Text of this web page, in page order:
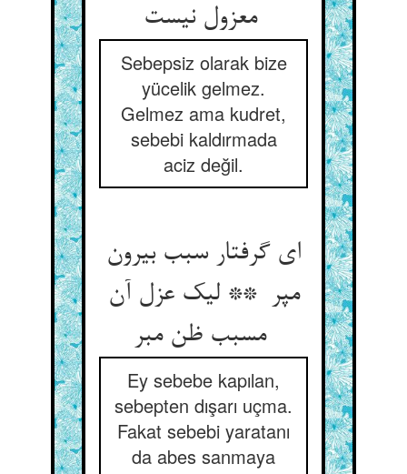
معزول نیست
Sebepsiz olarak bize
yücelik gelmez.
Gelmez ama kudret,
sebebi kaldırmada
aciz değil.
ای گرفتار سبب بیرون
مپر ** لیک عزل آن
مسبب ظن مبر
Ey sebebe kapılan,
sebepten dışarı uçma.
Fakat sebebi yaratanı
da abes sanmaya